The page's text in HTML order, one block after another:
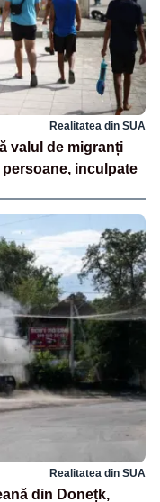
Realitatea din SUA
valul de migranți
persoane, inculpate
Realitatea din SUA
din Donețk,